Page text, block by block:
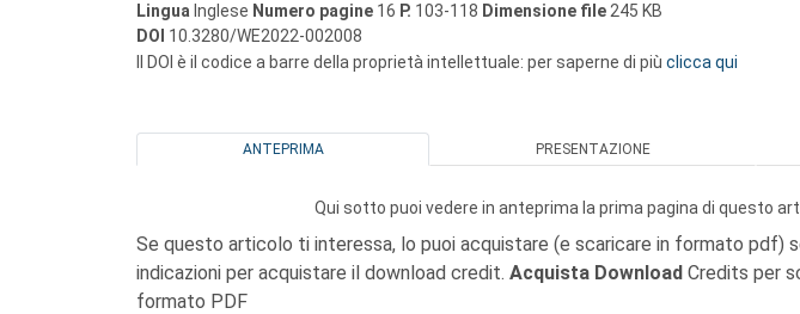
Lingua Inglese Numero pagine 16 P. 103-118 Dimensione file 245 KB
DOI 10.3280/WE2022-002008
Il DOI è il codice a barre della proprietà intellettuale: per saperne di più clicca qui
ANTEPRIMA PRESENTAZIONE
Qui sotto puoi vedere in anteprima la prima pagina di questo
Se questo articolo ti interessa, lo puoi acquistare (e scaricare in formato pdf)
indicazioni per acquistare il download credit. Acquista Download Credits per
formato PDF